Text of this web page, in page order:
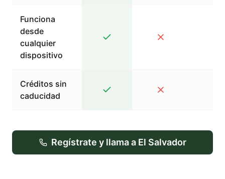
Funciona
desde
cualquier
dispositivo
Créditos sin
caducidad
Regístrate y llama a El Salvador